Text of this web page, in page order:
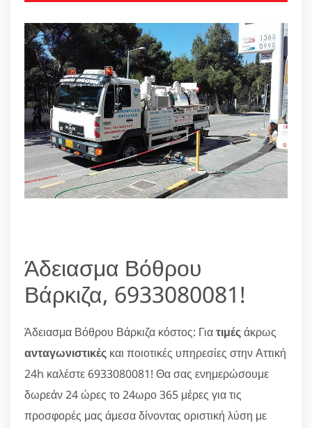
Άδειασμα Βόθρου
Βάρκιζα, 6933080081!
Άδειασμα Βόθρου Βάρκιζα κόστος: Γιατιμέςάκρως
ανταγωνιστικές και ποιοτικές υπηρεσίες στην Αττική
24h καλέστε 6933080081! Θα σας ενημερώσουμε
δωρεάν 24 ώρες το 24ωρο 365 μέρες για τις
προσφορές μας άμεσα δίνοντας οριστική λύση με